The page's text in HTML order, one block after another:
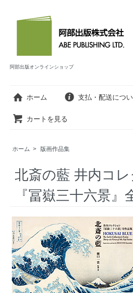
阿部出版オンラインショップ
ホーム 支払・配送につ
カートを見る
ホーム > 版画作品集
北斎の藍 井内コ
『冨嶽三十六景』